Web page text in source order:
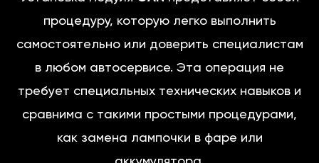
процедуру, которую легко выполнить
самостоятельно или доверить специалистам
в любом автосервисе. Эта операция не
требует специальных технических навыков и
сравнима с такими простыми процедурами,
как замена лампочки в фаре или